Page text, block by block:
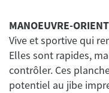
MANOEUVRE-
Vive et sportive qui
Elles sont rapides,
contrôler. Ces
potentiel au jibe